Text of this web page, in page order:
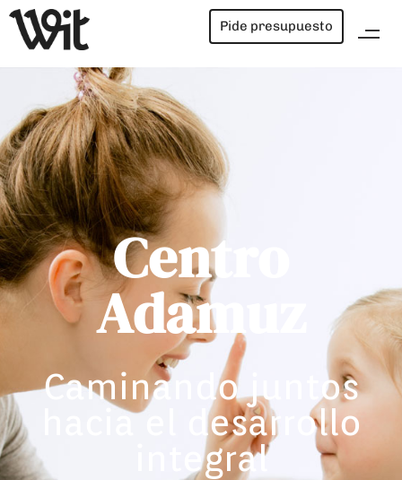
Pide presupuesto
Centro
Adamuz
Caminando juntos
hacia el desarrollo
integral